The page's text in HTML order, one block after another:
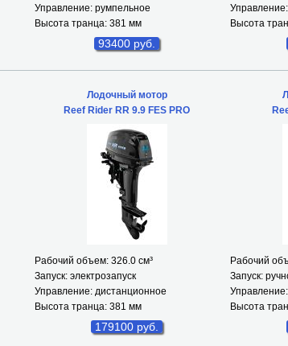
Управление: румпельное
Высота транца: 381 мм
93400 руб.
Высота
Лодочный мотор
Reef Rider RR 9.9 FES PRO
Рабочий объем: 326.0 см³
Запуск: электрозапуск
Управление: дистанционное
Высота транца: 381 мм
179100 руб.
Рабочий
Запуск:
Высота